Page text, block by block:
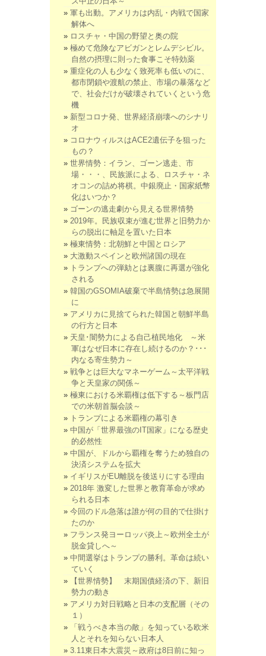
軍も出動。アメリカは内乱・内戦で国家
解体へ
ロスチャ・中国の野望と奥の院
極めて危険なアビガンとレムデシビル。
自然の摂理に則った食事こそ特効薬
重症化の人も少なく致死率も低いのに、
都市閉鎖や渡航の禁止、市場の暴落など
で、社会だけが破壊されていくという危
機
新型コロナ発、世界経済崩壊へのシナリ
オ
コロナウィルスはACE2遺伝子を狙った
もの？
世界情勢：イラン、ゴーン逃走、市
場・・・、民族派による、ロスチャ・ネ
オコンの詰め将棋。中銀廃止・国家紙幣
化はいつか？
ゴーンの逃走劇から見える世界情勢
2019年。民族収束が進む世界と旧勢力か
らの脱出に軸足を置いた日本
極東情勢：北朝鮮と中国とロシア
大激動スペインと欧州諸国の現在
トランプへの弾劾とは裏腹に再選が強化
される
韓国のGSOMIA破棄で半島情勢は急展開
に
アメリカに見捨てられた韓国と朝鮮半島
の行方と日本
天皇･闇勢力による自己植民地化 ～米
軍はなぜ日本に存在し続けるのか？･･･
内なる寄生勢力～
戦争とは巨大なマネーゲーム～太平洋戦
争と天皇家の関係～
極東における米覇権は低下する～板門店
での米朝首脳会談～
トランプによる米覇権の幕引き
中国が「世界最強のIT国家」になる歴史
的必然性
中国が、ドルから覇権を奪うため独自の
決済システムを拡大
イギリスがEU離脱を後送りにする理由
2018年 激変した世界と教育革命が求め
られる日本
今回のドル急落は誰が何の目的で仕掛け
たのか
フランス発ヨーロッパ炎上～欧州全土が
脱金貸しへ～
中間選挙はトランプの勝利。革命は続い
ていく
【世界情勢】 末期国債経済の下、新旧
勢力の動き
アメリカ対日戦略と日本の支配層（その
１）
「戦うべき本当の敵」を知っている欧米
人とそれを知らない日本人
3.11東日本大震災～政府は8日前に知っ